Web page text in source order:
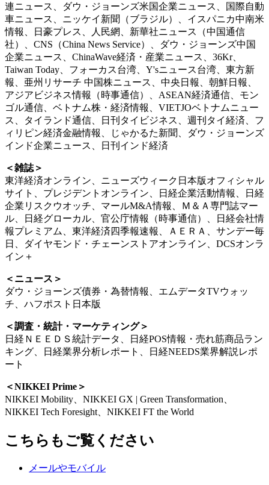
連ニュース、ダウ・ジョーンズ米国企業ニュース、国際自動
車ニュース、ニッケイ新聞（ブラジル）、イスパニカ中南米
情報、日豪プレス、人民網、新華社ニュース（中国通信
社）、CNS（China News Service）、ダウ・ジョーンズ中国
企業ニュース、ChinaWave経済・産業ニュース、36Kr、
Taiwan Today、フォーカス台湾、 Y'sニュース台湾、 東方新
報、亜州リサーチ 中国株ニュース、 中央日報、朝鮮日報、
アジアビジネス情報（時事通信）、ASEAN経済通信、 モン
ゴル通信、ベトナム株・経済情報、VIETJOベトナムニュー
ス、タイランド通信、日刊タイビジネス、週刊タイ経済、 フ
ィリピン経済金融情報、じゃかるた新聞、ダウ・ジョーンズ
インド企業ニュース、日刊インド経済
＜雑誌＞
東洋経済オンライン、ニューズウィーク日本版オフィシャル
サイト、プレジデントオンライン、日経企業活動情報、日経
企業リスクウオッチ、マールM&A情報、Ｍ＆Ａ専門誌マー
ル、日経グローカル、官公庁情報（時事通信）、日経会社情
報プレミアム、東洋経済四季報速報、ＡＥＲＡ、サンデー毎
日、ダイヤモンド・チェーンストアオンライン、DCSオンラ
イン＋
＜ニュース＞
ダウ・ジョーンズ債券・為替情報、エムデータTVウォッ
チ、ハフポスト日本版
＜調査・統計・マーケティング＞
日経ＮＥＥＤＳ統計データ、日経POS情報・売れ筋商品ラン
キング、日経業界分析レポート、日経NEEDS業界解説レポ
ート
＜NIKKEI Prime＞
NIKKEI Mobility、NIKKEI GX | Green Transformation、
NIKKEI Tech Foresight、NIKKEI FT the World
こちらもご覧ください
メールやモバイル